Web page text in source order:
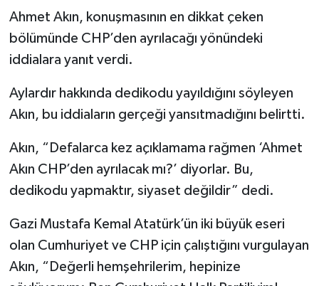
Ahmet Akın, konuşmasının en dikkat çeken
bölümünde CHP’den ayrılacağı yönündeki
iddialara yanıt verdi.
Aylardır hakkında dedikodu yayıldığını söyleyen
Akın, bu iddiaların gerçeği yansıtmadığını belirtti.
Akın, “Defalarca kez açıklamama rağmen ‘Ahmet
Akın CHP’den ayrılacak mı?’ diyorlar. Bu,
dedikodu yapmaktır, siyaset değildir” dedi.
Gazi Mustafa Kemal Atatürk’ün iki büyük eseri
olan Cumhuriyet ve CHP için çalıştığını vurgulayan
Akın, “Değerli hemşehrilerim, hepinize